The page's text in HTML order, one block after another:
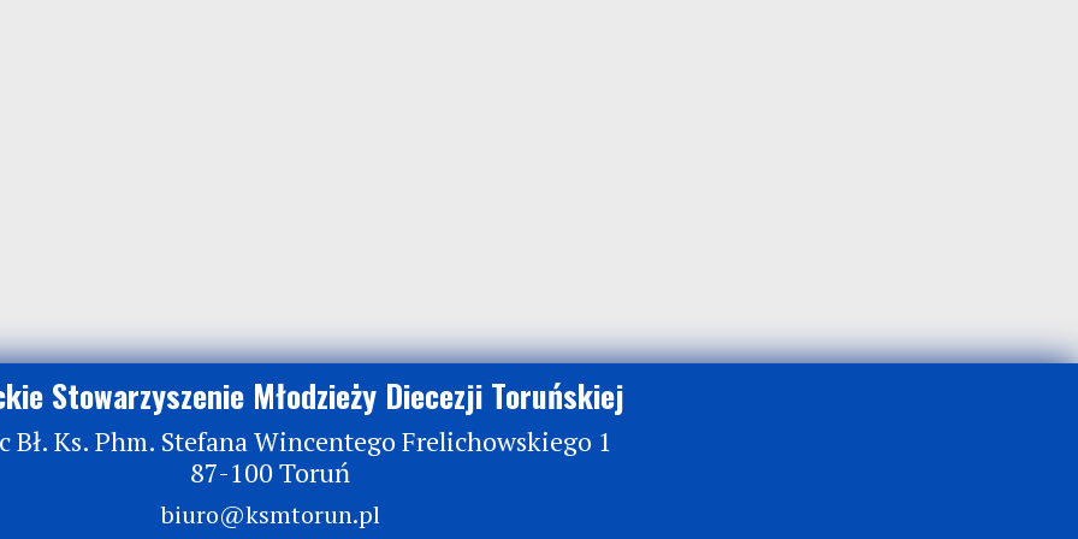
Stowarzyszenie Młodzieży Diecezji Toruńskiej
Bł. Ks. Phm. Stefana Wincentego Frelichowskiego 1
87-100 Toruń
biuro@ksmtorun.pl